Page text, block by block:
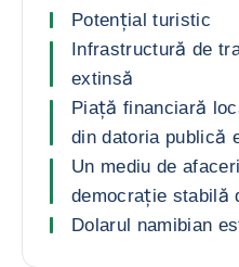
Potențial turistic
Infrastructură de
extinsă
Piață financiară
din datoria publică
Un mediu de
democrație stabilă
Dolarul namibian